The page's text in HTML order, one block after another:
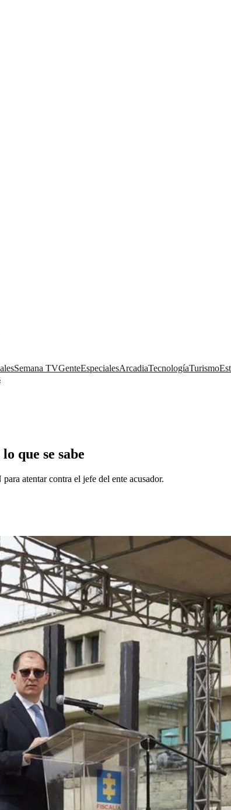
Semana TVGenteEspecialesArcadiaTecnologíaTurismo
que se sabe
atentar contra el jefe del ente acusador.